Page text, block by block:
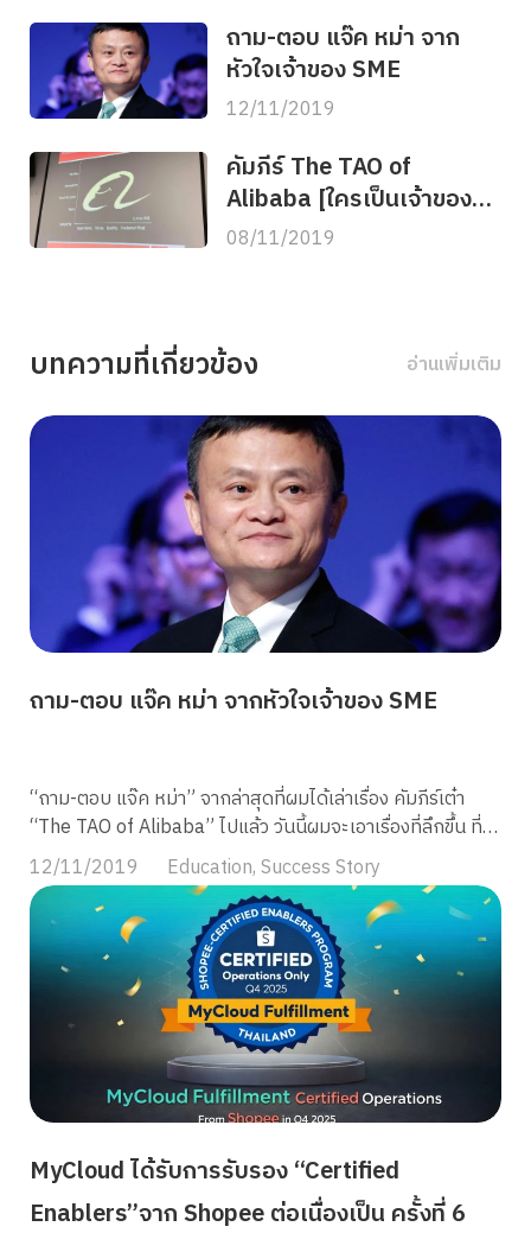
ถาม-ตอบ แจ๊ค หม่า จาก
หัวใจเจ้าของ SME
12/11/2019
คัมภีร์ The TAO of
Alibaba [ใครเป็นเจ้าของ
ธุรกิจ ควรอ่าน!!]
08/11/2019
บทความที่เกี่ยวข้อง อ่านเพิ่มเติม
ถาม-ตอบ แจ๊ค หม่า จากหัวใจเจ้าของ SME
“ถาม-ตอบ แจ๊ค หม่า” จากล่าสุดที่ผมได้เล่าเรื่อง คัมภีร์เต๋า
“The TAO of Alibaba” ไปแล้ว วันนี้ผมจะเอาเรื่องที่ลึกขึ้น ที่
“แจ๊ค หม่า”แชร์ มาเล่าให้ฟังกันครับ ใครกำลังทำธุรกิจขนาด
กลางแล้วมีปัญหาในการต่อสู้บริษัทใหญ่อยู่ อยากให้ลองอ่านดู
ครับ 😀 ในคลาสเรียนนั้น พวกผมได้ถามคำถามกับ พี่แจ๊ค ไป
ประมาน 3 – 4 ข้อ ที่เป็นคำถามที่คิดมาจากหัวใจเจ้าของ SME
จริงๆ และพอได้ฟังพี่เค้าตอบ ผมก็คิดว่ามันคงจะเป็นประโยชน์
กับเพื่อนๆ ที่เป็นเจ้าของธุรกิจเหมือนกัน จึงเอามาเล่าตามนี้ครับ
(แอบเอาคลิปที่อัดมาให้ด้วยครับ 55) [1] คำถาม : ในวันที่
Alibaba เริ่มต้น วันนั้นมียักษ์ใหญ่อย่าง eBay เข้ามาบุกตลาด
จีน อยากรู้ว่าคุณรับมือกับคู่แข่งต่างชาติใหญ่ๆ แล้ว เอาชนะจน
กลายเป็นยักษ์เสียเองได้ยังไงครับ? พี่แจ๊ค: วันนั้นเอาจริงๆ แล้ว
พนักงานที่เก่งกว่าเรา แต่ผมมั่นใจว่ามีอยู่อย่างเดียว ที่ผมเหนือ
กว่า […]
12/11/2019 Education, Success Story
MyCloud ได้รับการรับรอง “Certified
Enablers”จาก Shopee ต่อเนื่องเป็น ครั้งที่ 6